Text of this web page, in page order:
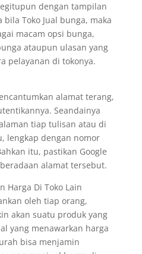
dengan tampilan
Toko Jual bunga, maka
macam opsi bunga,
ataupun ulasan yang
pelayanan di tokonya.
alamat terang,
Seandainya
tiap tulisan atau di
lengkap dengan nomor
itu, pastikan Google
alamat tersebut.
Harga Di Toko Lain
oleh tiap orang,
akan suatu produk yang
yang menawarkan harga
bisa menjamin